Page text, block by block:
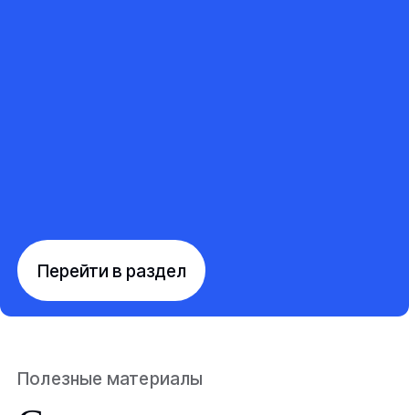
Перейти в раздел
Полезные материалы